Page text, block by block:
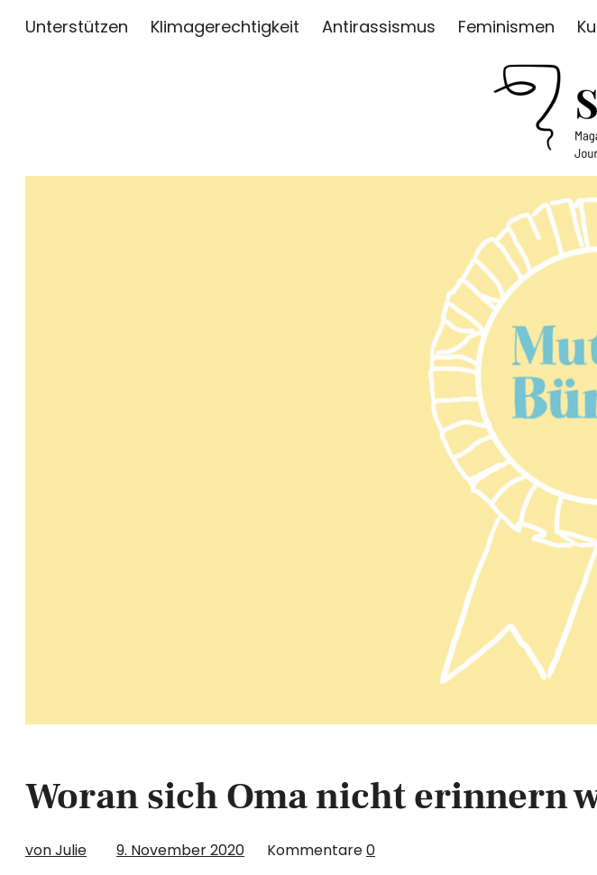
Unterstützen Klimagerechtigkeit Antirassismus Feminismen
Woran sich Oma nicht erinnern
von Julie 9. November 2020 Kommentare0